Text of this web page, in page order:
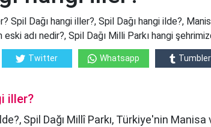
Spil Dağı hangi iller?, Spil Dağı hangi ilde?,
eski adı nedir?, Spil Dağı Milli Parkı hangi
Twitter Whatsapp Tumbler
iller?
Spil Dağı Millî Parkı, Türkiye'nin Manisa